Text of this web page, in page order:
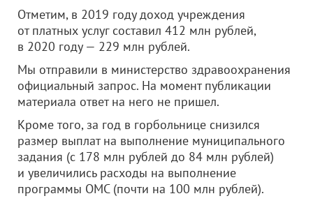
Отметим, в 2019 году доход учреждения
от платных услуг составил 412 млн рублей,
в 2020 году — 229 млн рублей.
Мы отправили в министерство здравоохранения
официальный запрос. На момент публикации
материала ответ на него не пришел.
Кроме того, за год в горбольнице снизился
размер выплат на выполнение муниципального
задания (с 178 млн рублей до 84 млн рублей)
и увеличились расходы на выполнение
программы ОМС (почти на 100 млн рублей).